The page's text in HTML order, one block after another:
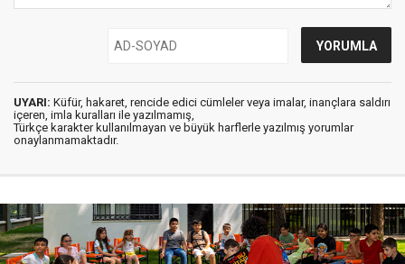
UYARI: Küfür, hakaret, rencide edici cümleler veya imalar, inançlara saldırı
içeren, imla kuralları ile yazılmamış,
Türkçe karakter kullanılmayan ve büyük harflerle yazılmış yorumlar
onaylanmamaktadır.